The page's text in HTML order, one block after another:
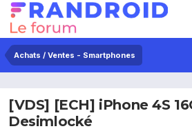
Achats / Ventes - Smartphones
[VDS] [ECH] iPhone 4S
Desimlocké